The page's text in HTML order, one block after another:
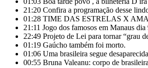
21:20 Confira a programação desse
01:28 TIME DAS ESTRELAS X
21:11 Jogo dos famosos em Manaus
22:49 Projeto de Lei para tornar “grau
01:19 Gaúcho também foi morto.
01:06 Uma brasileira segue
00:55 Bruna Valeanu: corpo de